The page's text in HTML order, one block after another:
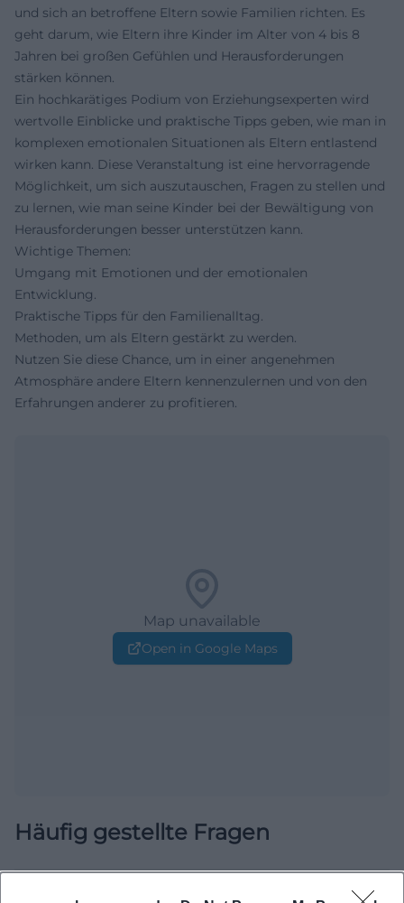
und sich an betroffene Eltern sowie Familien richten. Es
geht darum, wie Eltern ihre Kinder im Alter von 4 bis 8
Jahren bei großen Gefühlen und Herausforderungen
stärken können.
Ein hochkarätiges Podium von Erziehungsexperten wird
wertvolle Einblicke und praktische Tipps geben, wie man in
komplexen emotionalen Situationen als Eltern entlastend
wirken kann. Diese Veranstaltung ist eine hervorragende
Möglichkeit, um sich auszutauschen, Fragen zu stellen und
zu lernen, wie man seine Kinder bei der Bewältigung von
Herausforderungen besser unterstützen kann.
Wichtige Themen:
Umgang mit Emotionen und der emotionalen
Entwicklung.
Praktische Tipps für den Familienalltag.
Methoden, um als Eltern gestärkt zu werden.
Nutzen Sie diese Chance, um in einer angenehmen
Atmosphäre andere Eltern kennenzulernen und von den
Erfahrungen anderer zu profitieren.
Map unavailable
Open in Google Maps
Häufig gestellte Fragen